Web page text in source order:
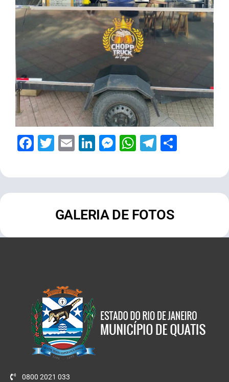
Facebook
Twitter
EmailLinkedIn
Messenger
WhatsApp
Telegram
GALERIA DE FOTOS
0800 2021 033